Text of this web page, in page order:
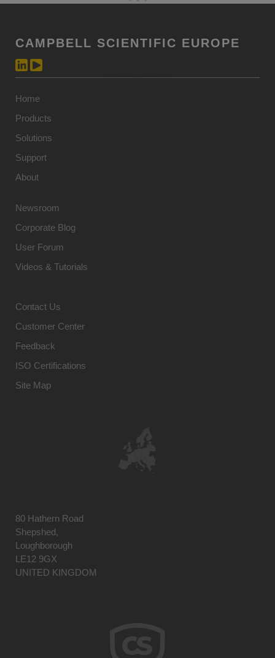
CAMPBELL SCIENTIFIC EUROPE
Home
Products
Solutions
Support
About
Newsroom
Corporate Blog
User Forum
Videos & Tutorials
Contact Us
Customer Center
Feedback
ISO Certifications
Site Map
80 Hathern Road
Shepshed,
Loughborough
LE12 9GX
UNITED KINGDOM